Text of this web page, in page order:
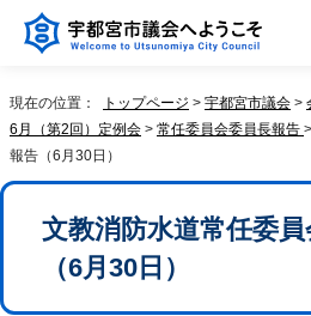
現在の位置： トップページ > 宇都宮市議会 >
6月（第2回）定例会 > 常任委員会委員長報告
報告（6月30日）
文教消防水道常任委
（6月30日）